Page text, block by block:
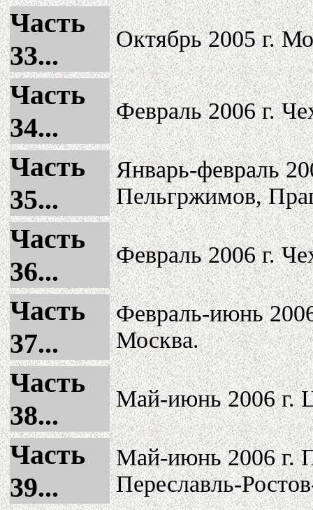
Часть
33...
Октябрь 2005 г.
Часть
34...
Февраль 2006 г.
Часть
35...
Январь-февраль
Пельгржимов,
Часть
36...
Февраль 2006 г.
Часть
37...
Февраль-июнь
Москва.
Часть
38...
Май-июнь 2006 г.
Часть
39...
Май-июнь 2006 г.
Переславль-